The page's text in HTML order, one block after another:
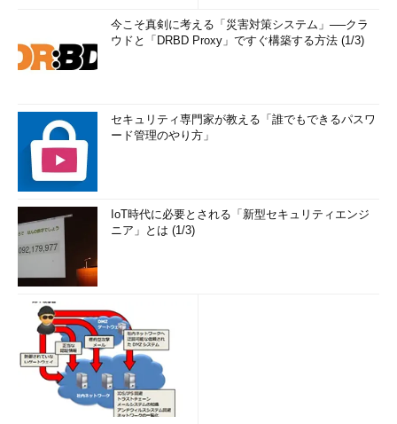
今こそ真剣に考える「災害対策システム」──クラ
ウドと「DRBD Proxy」ですぐ構築する方法 (1/3)
セキュリティ専門家が教える「誰でもできるパスワ
ード管理のやり方」
IoT時代に必要とされる「新型セキュリティエンジ
ニア」とは (1/3)